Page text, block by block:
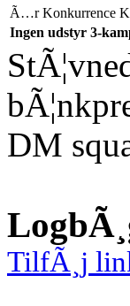
Ã…r Konkurrence K
Ingen udstyr 3-
DM
TilfÃ¸j